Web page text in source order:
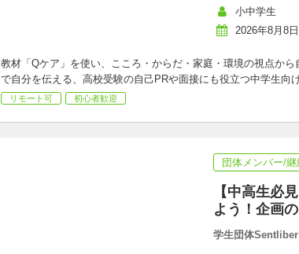
小中学生
2026年8月8
教材「Qケア」を使い、こころ・からだ・家庭・環境の視点か
で自分を伝える、高校受験の自己PRや面接にも役立つ中学生向
リモート可 初心者歓迎
団体メンバー/
【中高生必
よう！企画
学生団体Sentliber